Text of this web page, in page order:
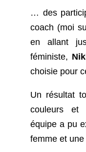
… des
coach (moi
en allant
féministe,
choisie pour
Un résultat
couleurs et
équipe a pu
femme et